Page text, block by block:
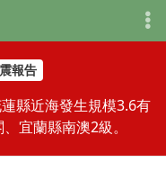
報告
縣近海發生規模3.6有
宜蘭縣南澳2級。